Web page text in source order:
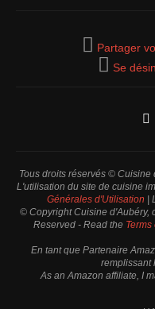
Partager
Se
Tous droits réservés © Cuisine
L'utilisation du site de cuisine
Générales d'Utilisation |
© Copyright Cuisine d'Aubéry,
Reserved - Read the Terms
En tant que Partenaire
remplissant
As an Amazon affiliate, I